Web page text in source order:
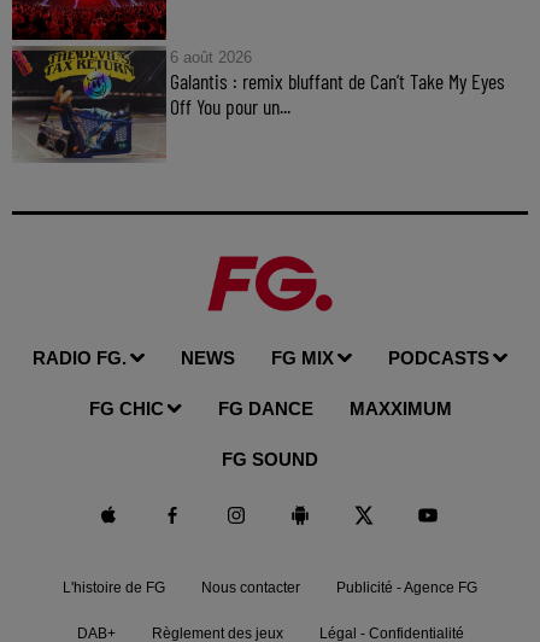
6 août 2026
Galantis : remix bluffant de Can’t Take My Eyes
Off You pour un...
RADIO FG. NEWS FG MIX PODCASTS
FG CHIC FG DANCE MAXXIMUM
FG SOUND
L'histoire de FG Nous contacter Publicité - Agence FG
DAB+ Règlement des jeux Légal - Confidentialité